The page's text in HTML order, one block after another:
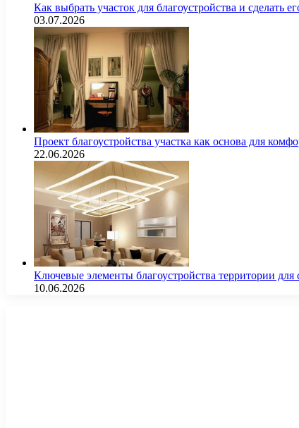
Как выбрать участок для благоустройства и сделать
03.07.2026
Проект благоустройства участка как основа для
22.06.2026
Ключевые элементы благоустройства территории для
10.06.2026